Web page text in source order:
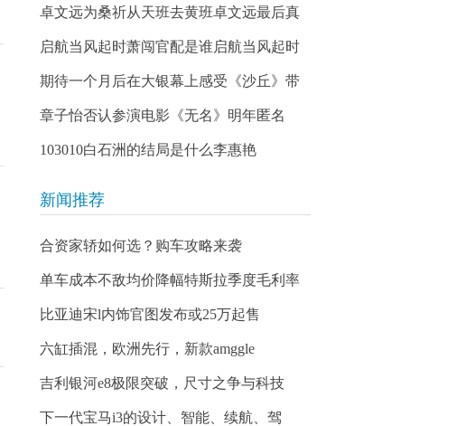
卓文远为桑祈从天班去黄班卓文远最后真
启航当风起时萧闯官配是谁启航当风起时
期待一个月后在大银幕上感受《沙丘》带
章子怡否认参演电影《无名》明年匿名
103010白石洲的结局是什么李惠艳
新闻推荐
合资家轿如何选？购车攻略来袭
单车成本不敌均价降幅特斯拉季度毛利率
比亚迪宋l内饰官图发布或25万起售
六缸插混，欧洲先行，新款amggle
吉利银河e8极限突破，尺寸之争与科技
下一代宝马i3的设计、智能、续航、驾